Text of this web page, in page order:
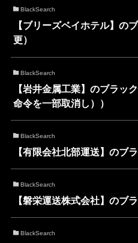
BlackSearch
【ブリーズベイホテル】の
更）
BlackSearch
【岩井金属工業】のブラッ
命令を一部取消し））
BlackSearch
【有限会社北部運送】のブ
BlackSearch
【磐栄運送株式会社】のブ
BlackSearch